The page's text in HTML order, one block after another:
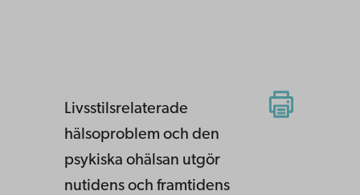
Livsstilsrelaterade
hälsoproblem och den
psykiska ohälsan utgör
nutidens och framtidens